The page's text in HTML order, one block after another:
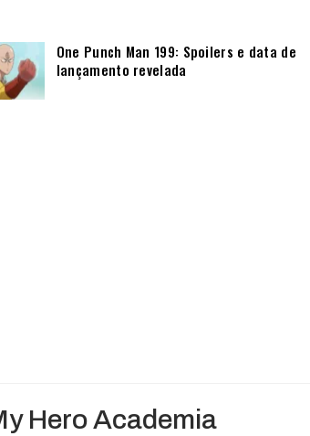
One Punch Man 199: Spoilers e data de
lançamento revelada
Hero Academia